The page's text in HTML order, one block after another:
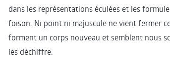
dans les représentations éculées et les
foison. Ni point ni majuscule ne vient fermer
forment un corps nouveau et semblent nous
les déchiffre.